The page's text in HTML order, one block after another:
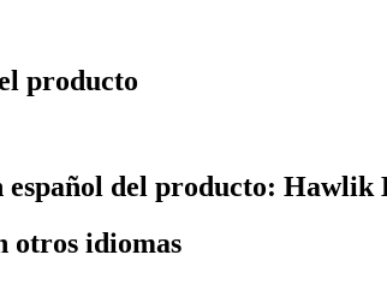
producto
español del producto: Hawlik
otros idiomas